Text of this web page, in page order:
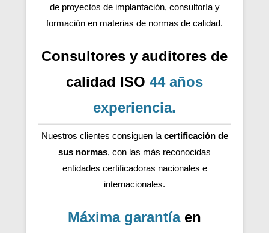
de proyectos de implantación, consultoría y
formación en materias de normas de calidad.
Consultores y auditores de
calidad ISO 44 años
experiencia.
Nuestros clientes consiguen la certificación de
sus normas, con las más reconocidas
entidades certificadoras nacionales e
internacionales.
Máxima garantíaen